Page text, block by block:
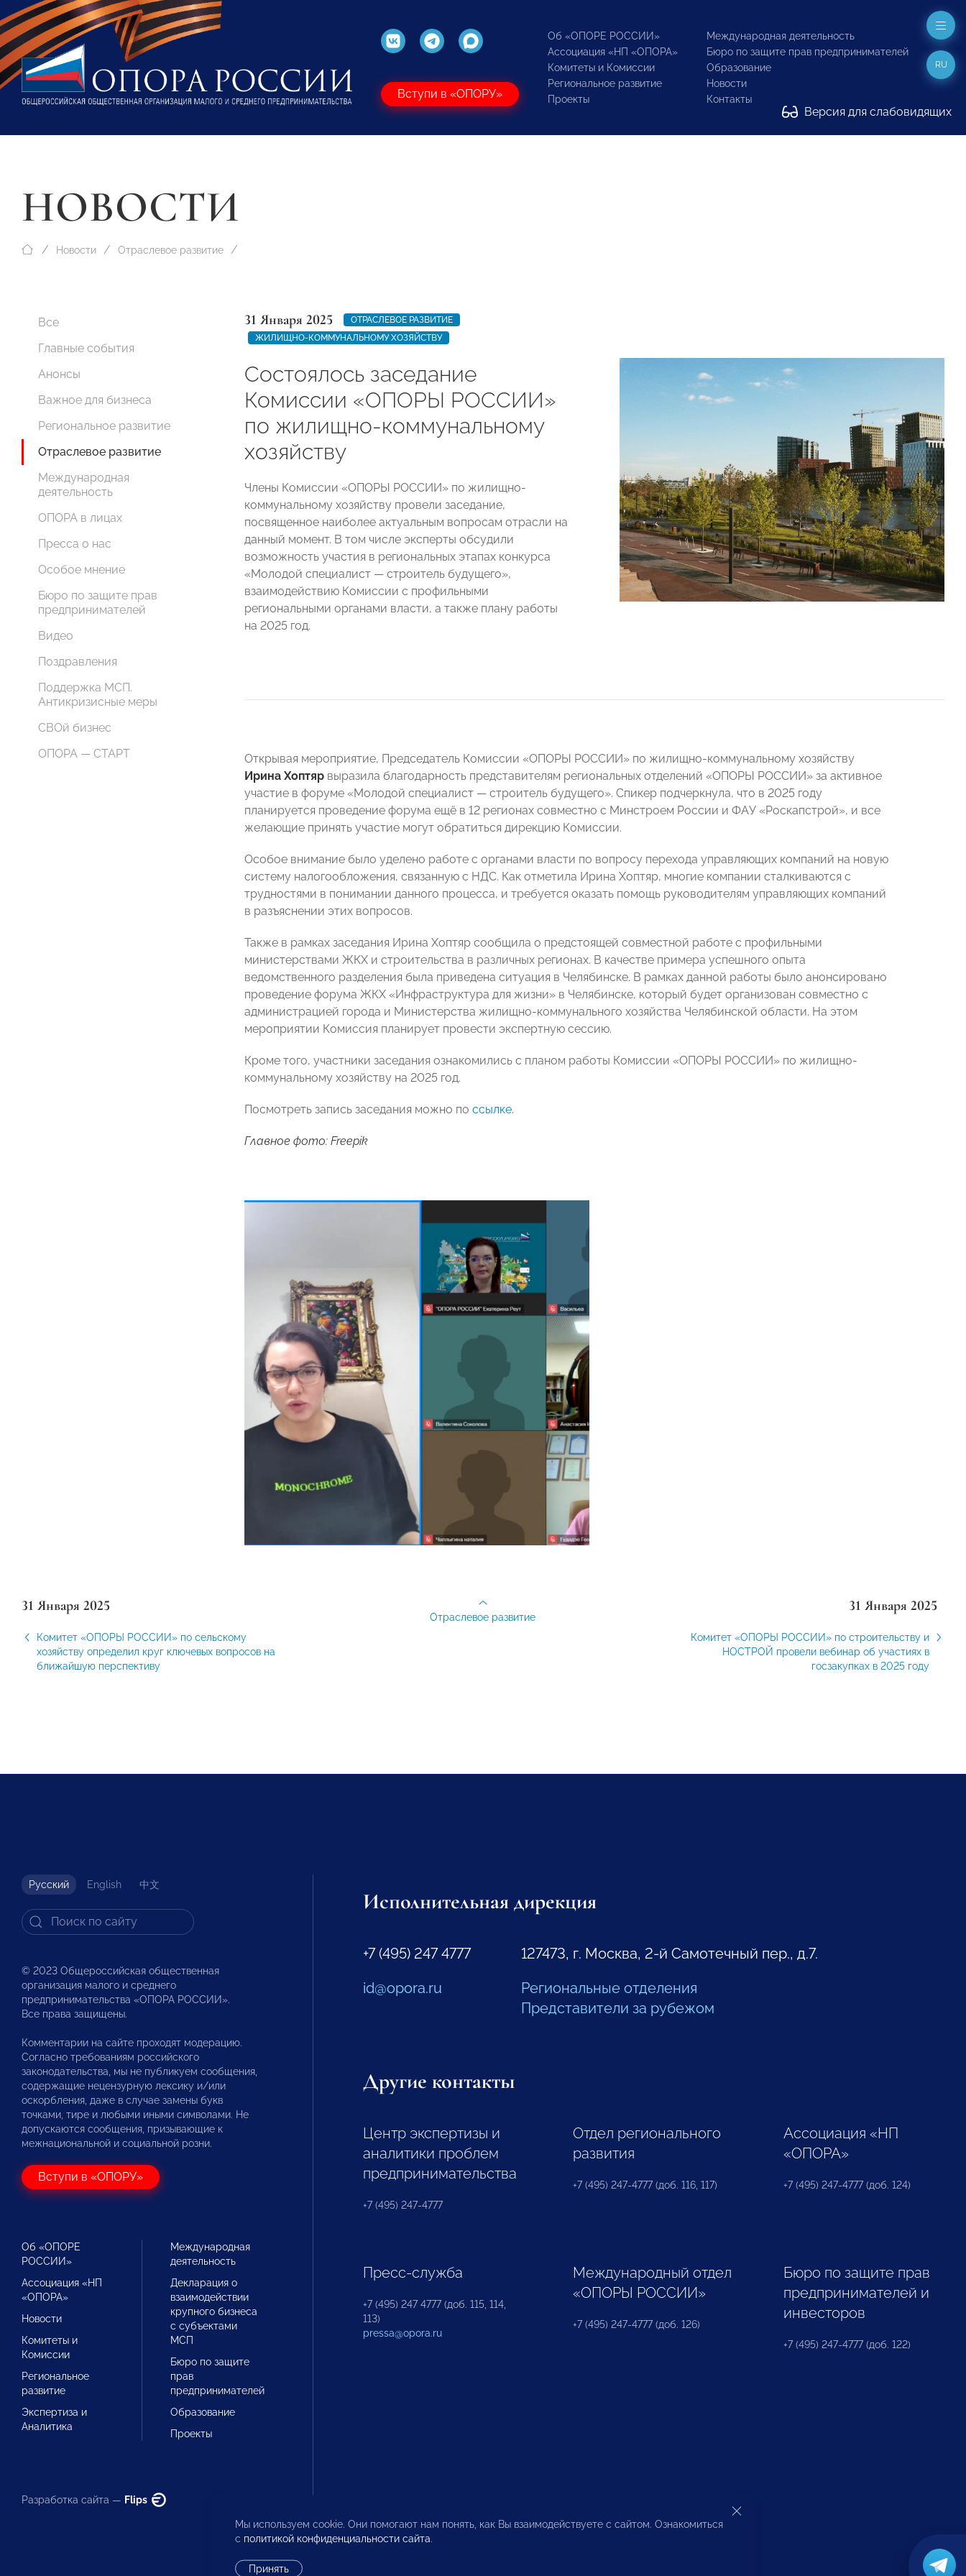
Вступи в «ОПОРУ»
Об «ОПОРЕ РОССИИ»
Ассоциация «НП «ОПОРА»
Комитеты и Комиссии
Региональное развитие
Проекты
Международная деятельность
Бюро по защите прав предпринимателей
Образование
Новости
Контакты
Версия для слабовидящих
RU
НОВОСТИ
Новости Отраслевое развитие
Все
Главные события
Анонсы
Важное для бизнеса
Региональное развитие
Отраслевое развитие
Международная
деятельность
ОПОРА в лицах
Пресса о нас
Особое мнение
Бюро по защите прав
предпринимателей
Видео
Поздравления
Поддержка МСП.
Антикризисные меры
СВОй бизнес
ОПОРА — СТАРТ
31 Января 2025
ОТРАСЛЕВОЕ РАЗВИТИЕ
ЖИЛИЩНО-КОММУНАЛЬНОМУ ХОЗЯЙСТВУ
Состоялось заседание
Комиссии «ОПОРЫ РОССИИ»
по жилищно-коммунальному
хозяйству
Члены Комиссии «ОПОРЫ РОССИИ» по жилищно-
коммунальному хозяйству провели заседание,
посвященное наиболее актуальным вопросам отрасли на
данный момент. В том числе эксперты обсудили
возможность участия в региональных этапах конкурса
«Молодой специалист — строитель будущего»,
взаимодействию Комиссии с профильными
региональными органами власти, а также плану работы
на 2025 год.
Открывая мероприятие, Председатель Комиссии «ОПОРЫ РОССИИ» по жилищно-коммунальному хозяйству
Ирина Хоптяр выразила благодарность представителям региональных отделений «ОПОРЫ РОССИИ» за активное
участие в форуме «Молодой специалист — строитель будущего». Спикер подчеркнула, что в 2025 году
планируется проведение форума ещё в 12 регионах совместно с Минстроем России и ФАУ «Роскапстрой», и все
желающие принять участие могут обратиться дирекцию Комиссии.
Особое внимание было уделено работе с органами власти по вопросу перехода управляющих компаний на новую
систему налогообложения, связанную с НДС. Как отметила Ирина Хоптяр, многие компании сталкиваются с
трудностями в понимании данного процесса, и требуется оказать помощь руководителям управляющих компаний
в разъяснении этих вопросов.
Также в рамках заседания Ирина Хоптяр сообщила о предстоящей совместной работе с профильными
министерствами ЖКХ и строительства в различных регионах. В качестве примера успешного опыта
ведомственного разделения была приведена ситуация в Челябинске. В рамках данной работы было анонсировано
проведение форума ЖКХ «Инфраструктура для жизни» в Челябинске, который будет организован совместно с
администрацией города и Министерства жилищно-коммунального хозяйства Челябинской области. На этом
мероприятии Комиссия планирует провести экспертную сессию.
Кроме того, участники заседания ознакомились с планом работы Комиссии «ОПОРЫ РОССИИ» по жилищно-
коммунальному хозяйству на 2025 год.
Посмотреть запись заседания можно по ссылке.
Главное фото: Freepik
31 Января 2025
Комитет «ОПОРЫ РОССИИ» по сельскому
хозяйству определил круг ключевых вопросов на
ближайшую перспективу
31 Января 2025
Комитет «ОПОРЫ РОССИИ» по строительству и
НОСТРОЙ провели вебинар об участиях в
госзакупках в 2025 году
Отраслевое развитие
Русский English 中文
© 2023 Общероссийская общественная
организация малого и среднего
предпринимательства «ОПОРА РОССИИ».
Все права защищены.
Комментарии на сайте проходят модерацию.
Согласно требованиям российского
законодательства, мы не публикуем сообщения,
содержащие нецензурную лексику и/или
оскорбления, даже в случае замены букв
точками, тире и любыми иными символами. Не
допускаются сообщения, призывающие к
межнациональной и социальной розни.
Вступи в «ОПОРУ»
Об «ОПОРЕ
РОССИИ»
Ассоциация «НП
«ОПОРА»
Новости
Комитеты и
Комиссии
Региональное
развитие
Экспертиза и
Аналитика
Международная
деятельность
Декларация о
взаимодействии
крупного бизнеса
с субъектами
МСП
Бюро по защите
прав
предпринимателей
Образование
Проекты
Разработка сайта — Flips
Исполнительная дирекция
+7 (495) 247 4777
id@opora.ru
127473, г. Москва, 2-й Самотечный пер., д.7.
Региональные отделения
Представители за рубежом
Другие контакты
Центр экспертизы и
аналитики проблем
предпринимательства
+7 (495) 247-4777
Отдел регионального
развития
+7 (495) 247-4777 (доб. 116, 117)
Ассоциация «НП
«ОПОРА»
+7 (495) 247-4777 (доб. 124)
Пресс-служба
+7 (495) 247 4777 (доб. 115, 114,
113)
pressa@opora.ru
Международный отдел
«ОПОРЫ РОССИИ»
+7 (495) 247-4777 (доб. 126)
Бюро по защите прав
предпринимателей и
инвесторов
+7 (495) 247-4777 (доб. 122)
Мы используем cookie. Они помогают нам понять, как Вы взаимодействуете с сайтом. Ознакомиться
с политикой конфиденциальности сайта.
Принять